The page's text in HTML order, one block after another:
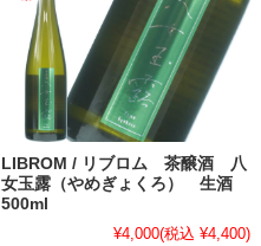
LIBROM / リブロム 茶醸酒 八
女玉露（やめぎょくろ） 生酒
500ml
¥4,000(税込 ¥4,400)